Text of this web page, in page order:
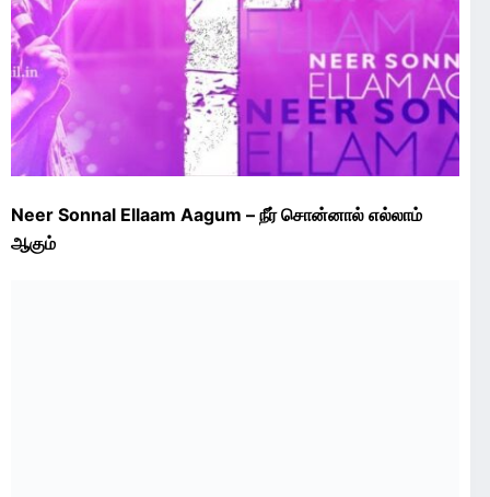
Neer Sonnal Ellaam Aagum – நீர் சொன்னால் எல்லாம்
ஆகும்